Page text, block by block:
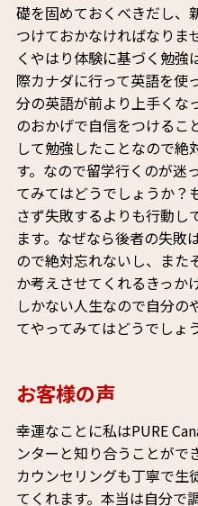
礎を固めておくべきだし、
つけておかなければなりま
くやはり体験に基づく勉強
際カナダに行って英語を使
分の英語が前より上手くな
のおかげで自信をつけるこ
して勉強したことなので絶
す。なので留学行くのが迷
てみてはどうでしょうか？
さず失敗するよりも行動し
ます。なぜなら後者の失敗
ので絶対忘れないし、また
か考えさせてくれるきっか
しかない人生なので自分の
てやってみてはどうでしょ
お客様の声
幸運なことに私はPURE
ンターと知り合うことがで
カウンセリングも丁寧で生
てくれます。本当は自分で